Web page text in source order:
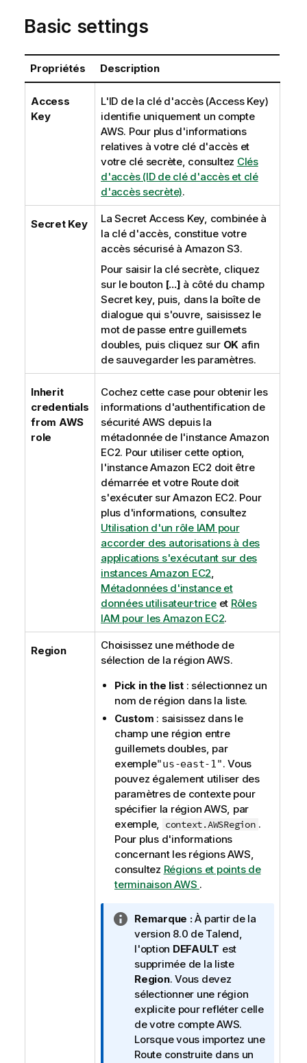
Basic settings
Propriétés Description
Access
Key
L'ID de la clé d'accès (Access Key)
identifie uniquement un compte
AWS. Pour plus d'informations
relatives à votre clé d'accès et
votre clé secrète, consultez Clés
d'accès (ID de clé d'accès et clé
d'accès secrète).
Secret Key
La Secret Access Key, combinée à
la clé d'accès, constitue votre
accès sécurisé à Amazon S3.
Pour saisir la clé secrète, cliquez
sur le bouton [...] à côté du champ
Secret key, puis, dans la boîte de
dialogue qui s'ouvre, saisissez le
mot de passe entre guillemets
doubles, puis cliquez sur OK afin
de sauvegarder les paramètres.
Inherit
credentials
from AWS
role
Cochez cette case pour obtenir les
informations d'authentification de
sécurité AWS depuis la
métadonnée de l'instance Amazon
EC2. Pour utiliser cette option,
l'instance Amazon EC2 doit être
démarrée et votre Route doit
s'exécuter sur Amazon EC2. Pour
plus d'informations, consultez
Utilisation d'un rôle IAM pour
accorder des autorisations à des
applications s'exécutant sur des
instances Amazon EC2,
Métadonnées d'instance et
données utilisateur·triceet Rôles
IAM pour les Amazon EC2.
Region
Choisissez une méthode de
sélection de la région AWS.
Pick in the list : sélectionnez un
nom de région dans la liste.
Custom : saisissez dans le
champ une région entre
guillemets doubles, par
exemple"us-east-1". Vous
pouvez également utiliser des
paramètres de contexte pour
spécifier la région AWS, par
exemple, context.AWSRegion .
Pour plus d'informations
concernant les régions AWS,
consultez Régions et points de
terminaison AWS .
N
o
t
e
I
n
f
o
r
m
Remarque :À partir de la
version 8.0 de Talend,
l'option DEFAULT est
supprimée de la liste
Region. Vous devez
sélectionner une région
explicite pour refléter celle
de votre compte AWS.
Lorsque vous importez une
Route construite dans un